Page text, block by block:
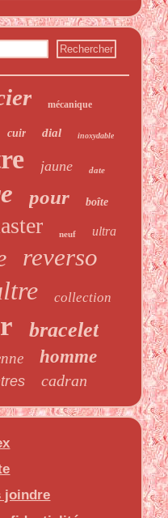
mécanique
cuir dial inoxydable
jaune date
pour boîte
neuf ultra
reverso
collection
bracelet
homme
cadran
joindre